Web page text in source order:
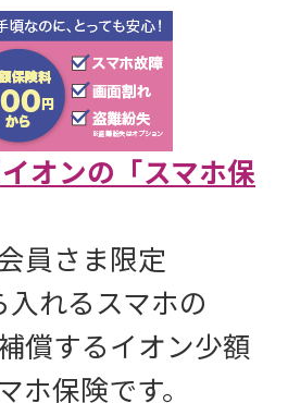
入金による生命保険へのお申込み
ん。
、お客さまのお勤め先によっては
をお申込みいただけない場合があ
り、銀行の保険募集においては融資
員のお客さまに対する販売制限が
人年金保険、住宅関連の長期火災
保険、海外旅行保険を除く）につ
務先等をご確認させていただくこ
でご了承ください。
に事業性融資のお申込みをされた
のお申込みについてご回答をする
（一部）、個人年金保険、住宅関
申込みは受付けておりません。
行に住宅ローンをお申込み中である
内する住宅関連火災保険等の契約
貸出しの条件ではありません。
、銀行の保険募集においては融資
職員のお客さまに対する販売制限が
したがって、イオン銀行取扱いの
ご確認させていただくことになっ
承ください。
に事業性融資のお申込みをされた
のお申込みについてご回答をする
の規制により、イオン銀行で保険
、住宅関連の長期火災保険、年金払
行保険を除く）のお申込みをいた
住宅ローンをお申込み中である場
住宅関連保険等の契約締結は住
ではありません。
銀行の保険募集においては融資取
客さまに対する販売制限が定め
って、イオン銀行取扱いの保険商品
連の長期火災保険、年金払積立傷
く）については、お客さまの勤
業性融資のお申込みをされた場
込みについてご回答をするまで
により、イオン銀行で保険商品
連の長期火災保険、年金払積立傷
く）のお申込みをいただけない
金保険は、市場金利に応じた運
戻金に反映されるため、市場金
金が既払込保険料を下回ることが
があります。具体的には、中途
約時と比較して上昇した場合に
逆に、下落した場合には増加す
時の契約時費用のほか、ご契約後
用関係費用、年金管理費用等が
択いただく特別勘定、年金の受
ので表示することができませ
さまにご負担いただく手数料等
金額となります。詳しくは「商品
約のしおり・約款」、「契約締結
、「注意喚起情報」）」等でご
に反映されるため、市場金利の
既払込保険料を下回ることがあ
あります。具体的には、中途解
と比較して上昇した場合には、
に、下落した場合には増加するこ
格調整を利用した保険は、ご契約
ご契約後も毎年、保険関係費用、
すが、商品やご選択いただく特
一定期間内に解約された場合、
あります。お客さまにご負担い
足し合わせた金額となります。
ット」、「ご契約のしおり・約
書面（「契約概要」、「注意喚起
ください。
オンの「スマホ保
員さま限定
入れるスマホの
償するイオン少額
ホ保険です。